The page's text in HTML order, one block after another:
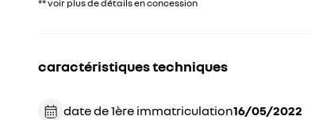
** voir plus de détails en concession
caractéristiques techniques
date de 1ère immatriculation 16/05/2022